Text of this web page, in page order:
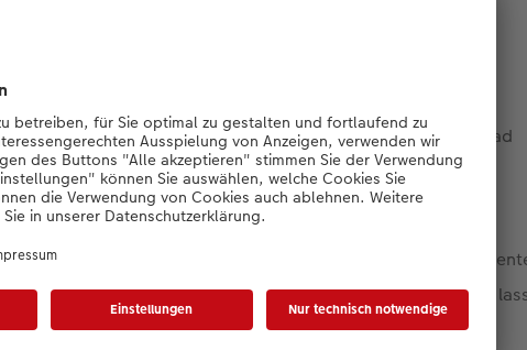
später in der CEWE Fotowelt Software mit den liebsten
ich Ihnenhierfür ein eigenes Reisetagebuch zum Download
einer Reise gestalte, erlebe ich viele dieser schönen
Wenn ich aus dem Projekt ein Reisetagebuch entstehen
ein Stück weit lebendiger. Denn dafür lese ich meine